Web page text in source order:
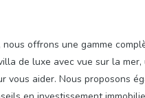
, nous offrons une gamme
de luxe avec vue sur la
vous aider. Nous proposons